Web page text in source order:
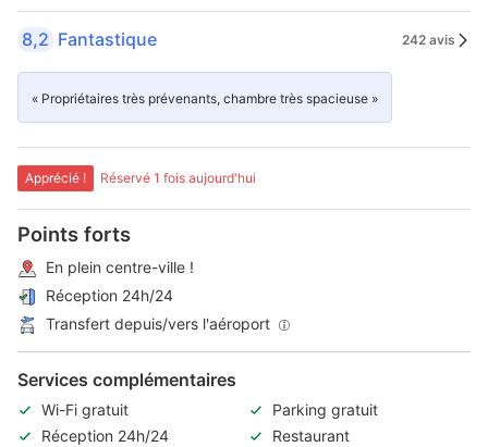
8,2 Fantastique 242 avis
« Propriétaires très prévenants, chambre très spacieuse »
Apprécié ! Réservé 1 fois aujourd'hui
Points forts
En plein centre-ville !
Réception 24h/24
Transfert depuis/vers l'aéroport
Services complémentaires
Wi-Fi gratuit
Parking gratuit
Réception 24h/24
Restaurant